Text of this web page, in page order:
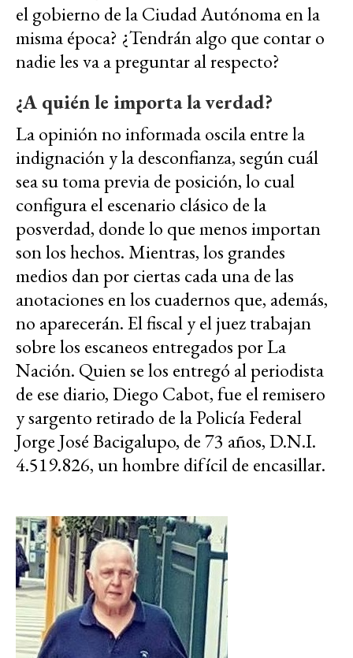
el gobierno de la Ciudad Autónoma en la
misma época? ¿Tendrán algo que contar o
nadie les va a preguntar al respecto?
¿A quién le importa la verdad?
La opinión no informada oscila entre la
indignación y la desconfianza, según cuál
sea su toma previa de posición, lo cual
configura el escenario clásico de la
posverdad, donde lo que menos importan
son los hechos. Mientras, los grandes
medios dan por ciertas cada una de las
anotaciones en los cuadernos que, además,
no aparecerán. El fiscal y el juez trabajan
sobre los escaneos entregados por La
Nación. Quien se los entregó al periodista
de ese diario, Diego Cabot, fue el remisero
y sargento retirado de la Policía Federal
Jorge José Bacigalupo, de 73 años, D.N.I.
4.519.826, un hombre difícil de encasillar.